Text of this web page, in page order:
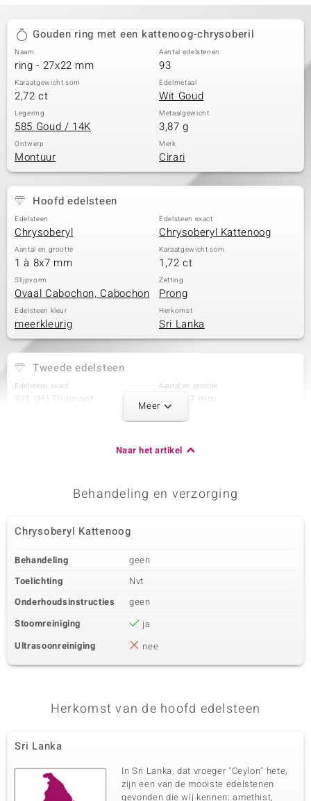
Gouden ring met een kattenoog-chrysoberil
Naam
ring - 27x22 mm
Aantal edelstenen
93
Karaatgewicht som
2,72 ct
Edelmetaal
Wit Goud
Legering
585 Goud / 14K
Metaalgewicht
3,87 g
Ontwerp
Montuur
Merk
Cirari
Hoofd edelsteen
Edelsteen
Chrysoberyl
Edelsteen exact
Chrysoberyl Kattenoog
Aantal en grootte
1 à 8x7 mm
Karaatgewicht som
1,72 ct
Slijpvorm
Ovaal Cabochon, Cabochon
Zetting
Prong
Edelsteen kleur
meerkleurig
Herkomst
Sri Lanka
Tweede edelsteen
Edelsteen exact
SI1 (H) Diamant
Aantal en grootte
2 à 4x3 mm
briljantgeslepen
Edelsteen exact
Karaatgewicht som
0,89 ct
Zetting
Prong
Meer
Naar het artikel
Behandeling en verzorging
Chrysoberyl Kattenoog
Behandeling
geen
Toelichting
Nvt
Onderhoudsinstructies
geen
Stoomreiniging
ja
Ultrasoonreiniging
nee
Herkomst van de hoofd edelsteen
Sri Lanka
In Sri Lanka, dat vroeger "Ceylon" hete,
zijn een van de mooiste edelstenen
gevonden die wij kennen: amethist,